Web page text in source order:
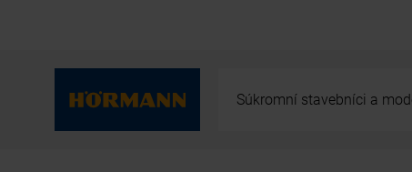
Súkromní stavebníci a